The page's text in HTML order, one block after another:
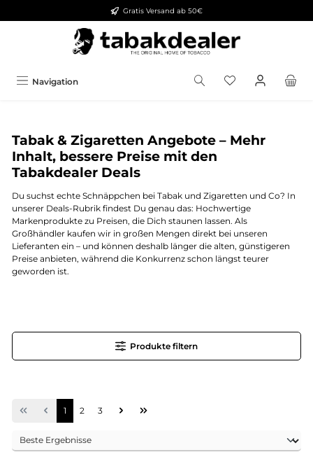
Gratis Versand ab 50€
Navigation
Tabak & Zigaretten Angebote – Mehr
Inhalt, bessere Preise mit den
Tabakdealer Deals
Du suchst echte Schnäppchen bei Tabak und Zigaretten und Co? In
unserer Deals-Rubrik findest Du genau das: Hochwertige
Markenprodukte zu Preisen, die Dich staunen lassen. Als
Großhändler kaufen wir in großen Mengen direkt bei unseren
Lieferanten ein – und können deshalb länger die alten, günstigeren
Preise anbieten, während die Konkurrenz schon längst teurer
geworden ist.
Produkte filtern
Seite
1 Seite
2 Seite
3